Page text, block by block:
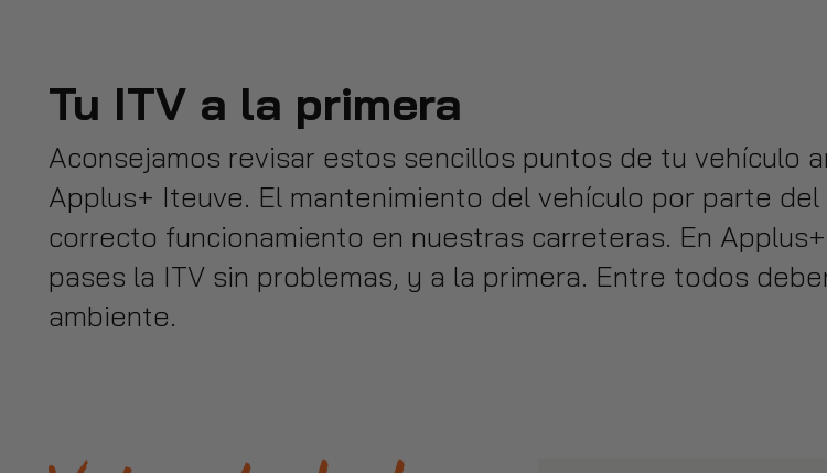
Tu ITV a la primera
Aconsejamos revisar estos sencillos puntos de tu vehículo
Applus+ Iteuve. El mantenimiento del vehículo por parte
correcto funcionamiento en nuestras carreteras. En
pases la ITV sin problemas, y a la primera. Entre todos
ambiente.